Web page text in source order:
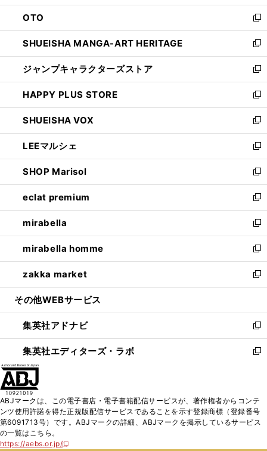
ウ
で
開
く
ン
ド
ウ
で
開
く
OTO
新
し
い
ウ
ィ
ン
ド
ウ
で
開
く
SHUEISHA MANGA-ART HERITAGE
新
し
い
ウ
ィ
ン
ド
ウ
で
開
く
ジャンプキャラクターズストア
新
し
い
ウ
ィ
ン
ド
ウ
で
開
く
HAPPY PLUS STORE
新
し
い
ウ
ィ
ン
ド
ウ
で
開
く
SHUEISHA VOX
新
し
い
ウ
ィ
ン
ド
ウ
で
開
く
LEEマルシェ
新
し
い
ウ
ィ
ン
ド
ウ
で
開
く
SHOP Marisol
新
し
い
ウ
ィ
ン
ド
ウ
で
開
eclat premium
新
し
い
ウ
ィ
ン
ド
ウ
開
く
mirabella
新
し
い
ウ
ィ
ン
ウ
で
開
く
mirabella homme
新
し
い
ウ
ン
ド
ウ
で
zakka market
新
し
ウ
ィ
ン
ド
く
その他WEBサービス
集英社アドナビ
新
し
い
ド
ウ
で
集英社エディターズ・ラボ
新
ィ
ン
ド
ABJマークは、この電子書店・電子書籍配信サービスが、著作権者からコンテ
ンツ使用許諾を得た正規版配信サービスであることを示す登録商標（登録番号
第6091713号）です。ABJマークの詳細、ABJマークを掲示しているサービス
の一覧はこちら。
https://aebs.or.jp/
新